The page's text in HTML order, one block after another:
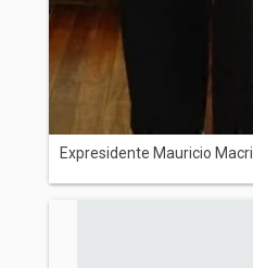
Expresidente Mauricio Macri